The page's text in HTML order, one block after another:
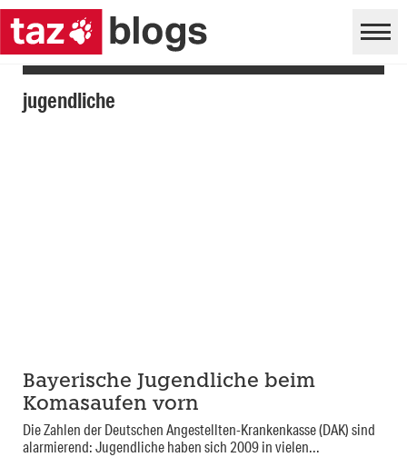
jugendliche
Bayerische Jugendliche beim
Komasaufen vorn
Die Zahlen der Deutschen Angestellten-Krankenkasse (DAK) sind
alarmierend: Jugendliche haben sich 2009 in vielen...